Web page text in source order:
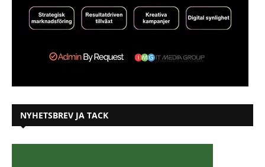
NYHETSBREV JA TACK